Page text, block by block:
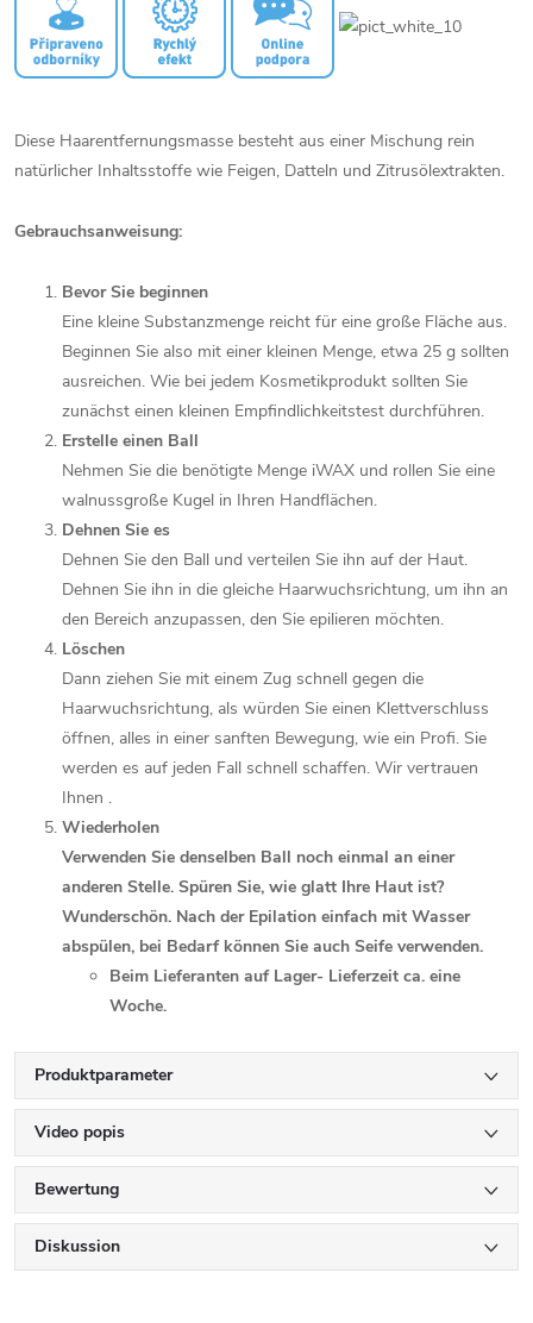
Diese Haarentfernungsmasse besteht aus einer Mischung rein
natürlicher Inhaltsstoffe wie Feigen, Datteln und Zitrusölextrakten.
Gebrauchsanweisung:
Bevor Sie beginnen
Eine kleine Substanzmenge reicht für eine große Fläche aus.
Beginnen Sie also mit einer kleinen Menge, etwa 25 g sollten
ausreichen. Wie bei jedem Kosmetikprodukt sollten Sie
zunächst einen kleinen Empfindlichkeitstest durchführen.
Erstelle einen Ball
Nehmen Sie die benötigte Menge iWAX und rollen Sie eine
walnussgroße Kugel in Ihren Handflächen.
Dehnen Sie es
Dehnen Sie den Ball und verteilen Sie ihn auf der Haut.
Dehnen Sie ihn in die gleiche Haarwuchsrichtung, um ihn an
den Bereich anzupassen, den Sie epilieren möchten.
Löschen
Dann ziehen Sie mit einem Zug schnell gegen die
Haarwuchsrichtung, als würden Sie einen Klettverschluss
öffnen, alles in einer sanften Bewegung, wie ein Profi. Sie
werden es auf jeden Fall schnell schaffen. Wir vertrauen
Ihnen .
Wiederholen
Verwenden Sie denselben Ball noch einmal an einer
anderen Stelle. Spüren Sie, wie glatt Ihre Haut ist?
Wunderschön. Nach der Epilation einfach mit Wasser
abspülen, bei Bedarf können Sie auch Seife verwenden.
Beim Lieferanten auf Lager- Lieferzeit ca. eine
Woche.
Produktparameter
Video popis
Bewertung
Diskussion